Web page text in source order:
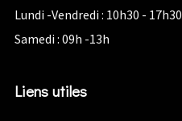
Lundi -Vendredi : 10h30 - 17h30
Samedi : 09h -13h
Liens utiles